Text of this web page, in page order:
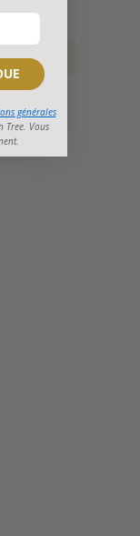
8
générales
Tree. Vous